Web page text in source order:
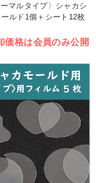
マルタイプ〉シャカシ
ルド1個＋シート12枚
価格は会員のみ公開